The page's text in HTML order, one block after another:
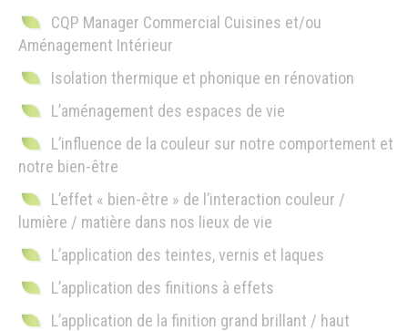
CQP Manager Commercial Cuisines et/ou
Aménagement Intérieur
Isolation thermique et phonique en rénovation
L’aménagement des espaces de vie
L’influence de la couleur sur notre comportement et
notre bien-être
L’effet « bien-être » de l’interaction couleur /
lumière / matière dans nos lieux de vie
L’application des teintes, vernis et laques
L’application des finitions à effets
L’application de la finition grand brillant / haut